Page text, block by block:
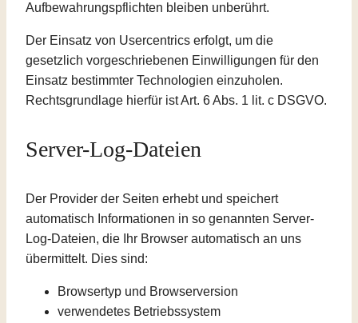
Aufbewahrungspflichten bleiben unberührt.
Der Einsatz von Usercentrics erfolgt, um die
gesetzlich vorgeschriebenen Einwilligungen für den
Einsatz bestimmter Technologien einzuholen.
Rechtsgrundlage hierfür ist Art. 6 Abs. 1 lit. c DSGVO.
Server-Log-Dateien
Der Provider der Seiten erhebt und speichert
automatisch Informationen in so genannten Server-
Log-Dateien, die Ihr Browser automatisch an uns
übermittelt. Dies sind:
Browsertyp und Browserversion
verwendetes Betriebssystem